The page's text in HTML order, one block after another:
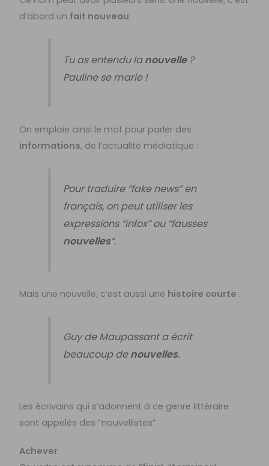
d’abord un fait nouveau.
Tu as entendu lanouvelle?
Pauline se marie !
On emploie ainsi le mot pour parler des
informations, de l’actualité médiatique :
Pour traduire “fake news” en
français, on peut utiliser les
expressions “infox” ou “fausses
nouvelles“.
Mais une nouvelle, c’est aussi une histoire courte :
Guy de Maupassant a écrit
beaucoup denouvelles.
Les écrivains qui s’adonnent à ce genre littéraire
sont appelés des “nouvellistes”.
Achever